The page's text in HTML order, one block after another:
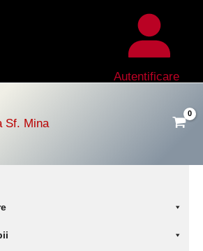
Autentificare
Sf. Mina